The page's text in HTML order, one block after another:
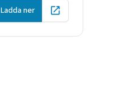
Ladda ner Open in new tab